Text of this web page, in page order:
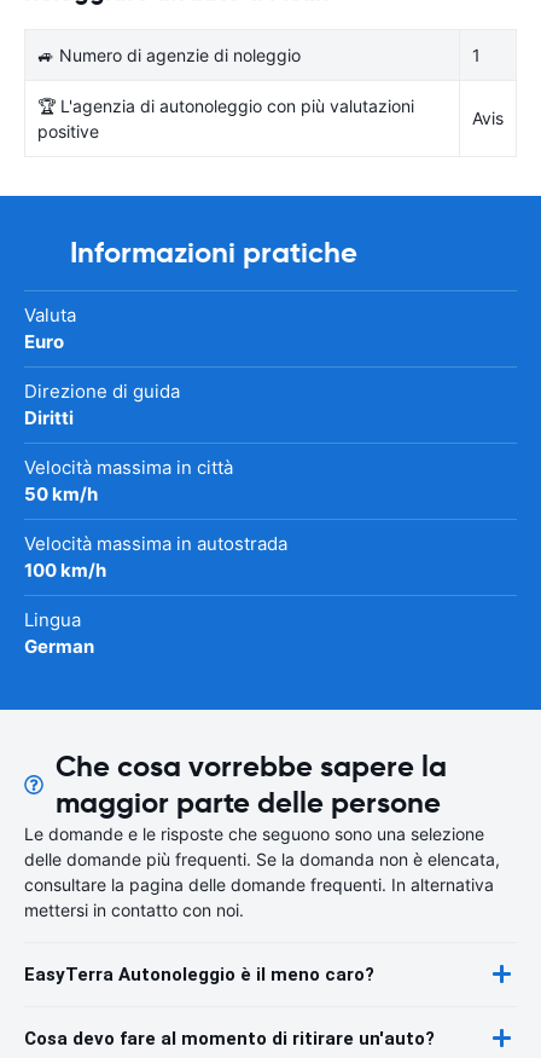
🚙 Numero di agenzie di noleggio 1
🏆 L'agenzia di autonoleggio con più valutazioni
positive
Avis
Informazioni pratiche
Valuta
Euro
Direzione di guida
Diritti
Velocità massima in città
50 km/h
Velocità massima in autostrada
100 km/h
Lingua
German
Che cosa vorrebbe sapere la
maggior parte delle persone
Le domande e le risposte che seguono sono una selezione
delle domande più frequenti. Se la domanda non è elencata,
consultare la pagina delle domande frequenti. In alternativa
mettersi in contatto con noi.
EasyTerra Autonoleggio è il meno caro?
Cosa devo fare al momento di ritirare un'auto?